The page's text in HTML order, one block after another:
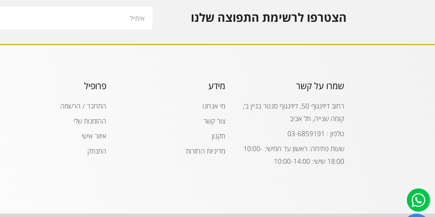
הצטרפו לרשימת התפוצה שלנו
שמרו על קשר
רחוב דיזינגוף 50, דיזינגוף סנטר בניין ב׳,
קומה שנייה, תל אביב
טלפון : 03-6859191
שעות פתיחה: ראשון עד חמישי: 10:00-
18:00 שישי: 10:00-14:00
מידע
מי אנחנו
צור קשר
תקנון
מדיניות החזרות
פרופיל
התחבר / הרשמה
ההזמנות שלי
איזור אישי
התנתק